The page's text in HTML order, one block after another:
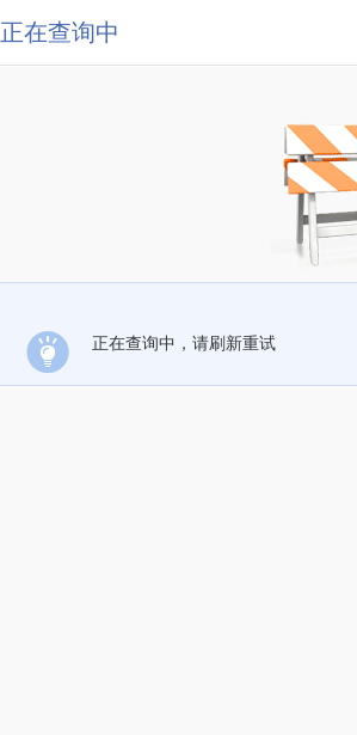
正在查询中
正在查询中，请刷新重试